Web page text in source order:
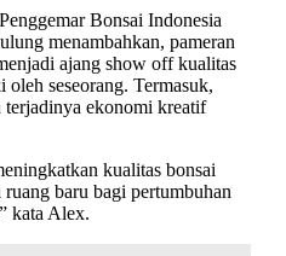
Bonsai Indonesia
menambahkan, pameran
ajang show off kualitas
seseorang. Termasuk,
ekonomi kreatif
kualitas bonsai
baru bagi pertumbuhan
kata Alex.